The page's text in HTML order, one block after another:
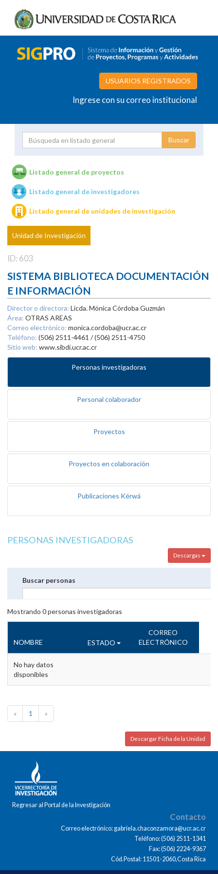
USUARIOS REGISTRADOS
Ingrese con su correo institucional
Unidades de investigación
Listado general de proyectos
Listado general de investigadores
Listado general de unidades de investigación
Unidad de Investigación
ID: 603
SISTEMA BIBLIOTECA DOCUMENTACIÓN
E INFORMACIÓN
Director o directora: Licda. Mónica Córdoba Guzmán
Área: OTRAS AREAS
Correo electrónico: monica.cordoba@ucr.ac.cr
Teléfono: (506) 2511-4461 / (506) 2511-4750
Sitio web: www.sibdi.ucr.ac.cr
Personas investigadoras
Personal colaborador
Proyectos
Proyectos en colaboración
Publicaciones Kérwá
PERSONAS INVESTIGADORAS
Descargas
Buscar personas
Mostrando 0personas investigadoras
NOMBRE ESTADO
CORREO
ELECTRÓNICO
No hay datos
disponibles
« 1 »
Descargar Ficha de la Unidad
Regresar al Portal de la Investigación
Contacto
Correo electrónico: gabriela.chaconzamora@ucr.ac.cr
Teléfono: (506) 2511-1341
Fax: (506) 2224-9367
Cód.Postal: 11501-2060,Costa Rica